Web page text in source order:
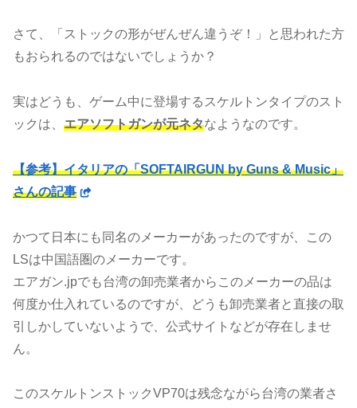
さて、「ストックの形がぜんぜん違うぞ！」と思われた方
もおられるのではないでしょうか？
実はどうも、ゲーム中に登場するスケルトンタイプのスト
ックは、 エアソフトガンが元ネタなようなのです。
【参考】イタリアの「SOFTAIRGUN by Guns & Music」
さんの記事
かつて日本にも同名のメーカーがあったのですが、この
LSは中国語圏のメーカーです。
エアガン.jpでも台湾の卸売業者からこのメーカーの品は
何度か仕入れているのですが、どうも卸売業者と直接の取
引しかしていないようで、公式サイトなどが存在しませ
ん。
このスケルトンストックVP70は残念ながら台湾の業者さ